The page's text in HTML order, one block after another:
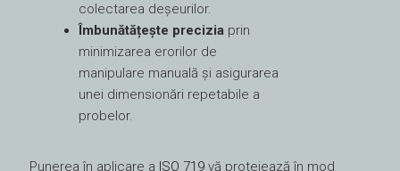
colectarea deșeurilor.
Îmbunătățește precizia prin
minimizarea erorilor de
manipulare manuală și asigurarea
unei dimensionări repetabile a
probelor.
Punerea în aplicare a ISO 719 vă protejează în mod